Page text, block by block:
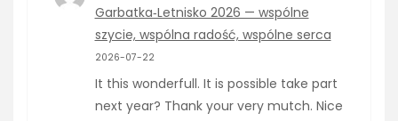
Garbatka‑Letnisko 2026 — wspólne
szycie, wspólna radość, wspólne serca
2026-07-22
It this wonderfull. It is possible take part
next year? Thank your very mutch. Nice